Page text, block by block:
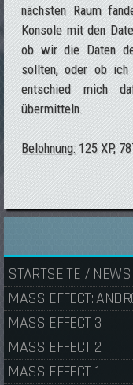
nächsten Raum
Konsole mit den
ob wir die Daten
sollten, oder ob
entschied mich
übermitteln.
Belohnung: 125 XP,
STARTSEITE /
MASS EFFECT:
MASS EFFECT 3
MASS EFFECT 2
MASS EFFECT 1